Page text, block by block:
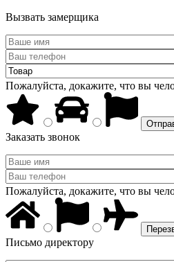
Вызвать замерщика
Пожалуйста, докажите, что вы
Заказать звонок
Пожалуйста, докажите, что вы
Письмо директору